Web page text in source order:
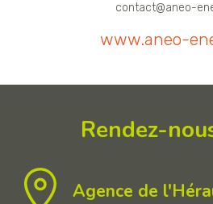
contact@aneo-
www.aneo-
Rendez-
Agence de